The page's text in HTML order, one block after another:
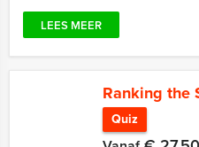
LEES MEER
Ranking the
Quiz